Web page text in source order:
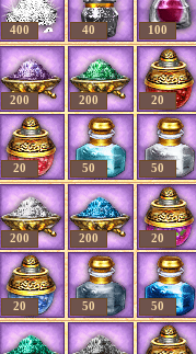
400 40 100
200 200 20
20 50 50
200 200 20
20 50 50